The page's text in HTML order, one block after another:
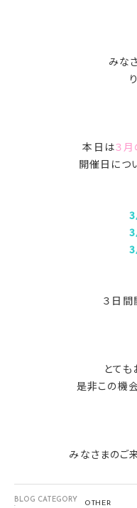
みな
本日は３
開催日につ
３日間
とて
是非この機
みなさまのご
BLOG CATEGORY
OTHER